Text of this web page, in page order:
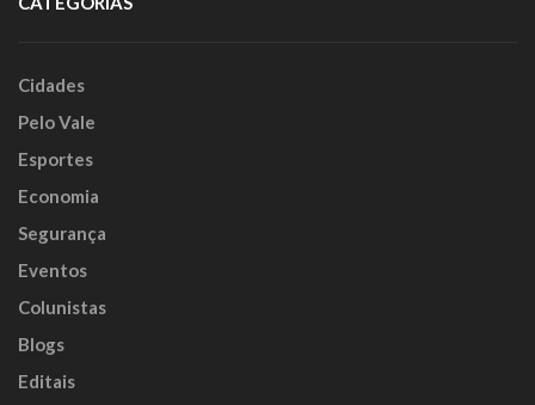
Cidades
Pelo Vale
Esportes
Economia
Segurança
Eventos
Colunistas
Blogs
Editais